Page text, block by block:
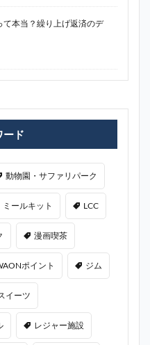
本当？繰り上げ返済のデ
ード
動物園・サファリパーク
ミールキット LCC
漫画喫茶
ポイント ジム
イーツ
レジャー施設